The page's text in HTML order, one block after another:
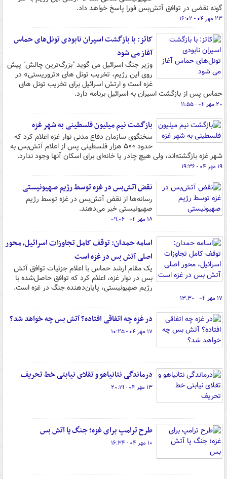
گونه نقضی در توافق آتش‌بس فورا پاسخ خواهد داد.
۲۳ مهر ۰۴ - ۱۶:۰۲
کاتز: با بازگشت اسیران نابودی تونل‌های حماس
آغاز می شود
وزیر جنگ اسرائیل می گوید "بزرگ‌ترین چالش" پیش
روی این رژیم، تخریب تونل های «تروریستی» در
غزه است و ارتش اسرائیل برای تخریب تونل های
حماس پس از بازگشت اسیران به اسرائیل برنامه دارد.
۲۰ مهر ۰۴ - ۱۱:۵۵
بازگشت نیم میلیون فلسطینی به شهر غزه
سخنگوی سازمان دفاع مدنی نوار غزه اعلام کرد که
حدود ۵۰۰ هزار فلسطینی پس از اعلام آتش‌بس به
شهر غزه بازگشته‌اند، ولی هیچ چادر یا خانه‌ای برای اسکان آنها وجود ندارد.
۱۹ مهر ۰۴ - ۱۹:۳۶
نقض آتش‌بس در غزه توسط رژیم صهیونیستی
رسانه‌ها از نقض آتش‌بس در غزه توسط رژیم
صهیونیستی خبر می‌دهند.
۱۸ مهر ۰۴ - ۰۹:۰۶
اسامه حمدان: توقف کامل تجاوزات اسرائیل، محور
اصلی آتش بس در غزه است
یک مقام ارشد حماس با اعلام جزئیات توافق آتش
بس در نوار غزه، اعلام کرد که توافق حاصل‌شده با
رژیم صهیونیستی، پایان‌دهنده جنگ در غزه است.
۱۷ مهر ۰۴ - ۱۳:۳۰
در غزه چه اتفاقی افتاده؟ آتش بس چه خواهد شد؟
۱۷ مهر ۰۴ - ۱۰:۲۵
درماندگی نتانیاهو و تقلای نیابتی خط تحریف
۱۳ مهر ۰۴ - ۲۰:۱۹
طرح ترامپ برای غزه؛ جنگ یا آتش بس
۱۰ مهر ۰۴ - ۱۶:۳۴